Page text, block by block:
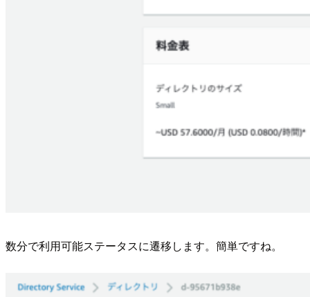
数分で利用可能ステータスに遷移します。簡単ですね。